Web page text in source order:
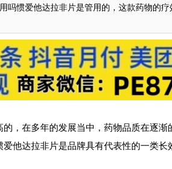
吗惯爱他达拉非片是管用的，这款药物的
，在多年的发展当中，药物品质在逐渐
他达拉非片是品牌具有代表性的一类长